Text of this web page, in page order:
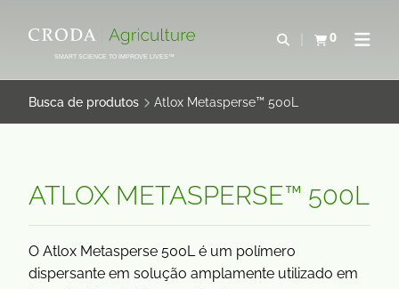
PARA
CONTEÚDO
PARA
MENU
SMART SCIENCE TO IMPROVE LIVES™
Abrir pesquisa
0
Exibir cestaAbrir
Busca de produtos Atlox Metasperse™ 500L
ATLOX METASPERSE™ 500L
O Atlox Metasperse 500L é um polímero
dispersante em solução amplamente utilizado em